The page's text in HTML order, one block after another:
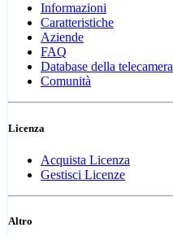
Informazioni
Caratteristiche
Aziende
FAQ
Database della telecamera
Comunità
Licenza
Acquista Licenza
Gestisci Licenze
Altro